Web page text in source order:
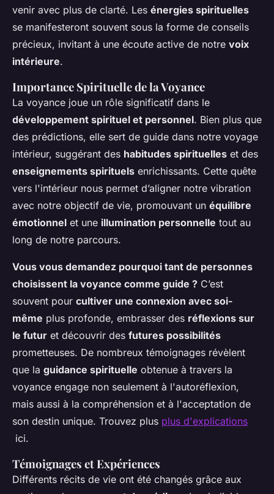
venir avec plus de clarté. Les énergies spirituelles
se manifesteront souvent sous la forme de conseils
précieux, invitant à une écoute active de notre voix
intérieure.
Importance Spirituelle de la Voyance
La voyance joue un rôle significatif dans le
développement spirituel et personnel. Bien plus que
des prédictions, elle sert de guide dans notre voyage
intérieur, suggérant des habitudes spirituelles et des
enseignements spirituels enrichissants. Cette quête
vers l'intérieur nous permet d’aligner notre vibration
avec notre objectif de vie, promouvant un équilibre
émotionnel et une illumination personnelle tout au
long de notre parcours.
Vous vous demandez pourquoi tant de personnes
choisissent la voyance comme guide ? C’est
souvent pour cultiver une connexion avec soi-
même plus profonde, embrasser des réflexions sur
le futur et découvrir des futures possibilités
prometteuses. De nombreux témoignages révèlent
que la guidance spirituelle obtenue à travers la
voyance engage non seulement à l'autoréflexion,
mais aussi à la compréhension et à l'acceptation de
son destin unique. Trouvez plus plus d'explications
ici.
Témoignages et Expériences
Différents récits de vie ont été changés grâce aux